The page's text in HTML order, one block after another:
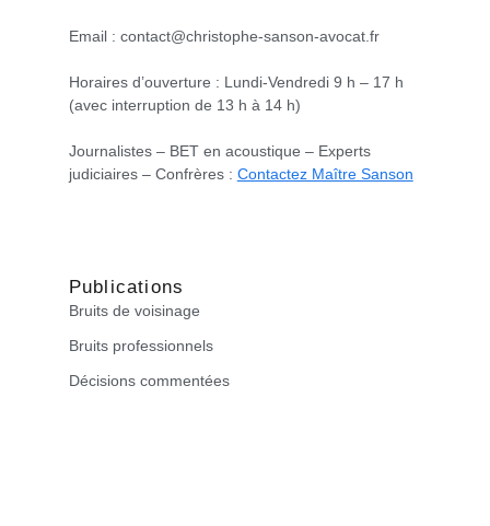
Publications
Bruits de voisinage
Bruits professionnels
Décisions commentées
Email : contact@christophe-sanson-avocat.fr
Horaires d’ouverture : Lundi-Vendredi 9 h – 17 h
(avec interruption de 13 h à 14 h)
Journalistes – BET en acoustique – Experts
judiciaires – Confrères : Contactez Maître Sanson